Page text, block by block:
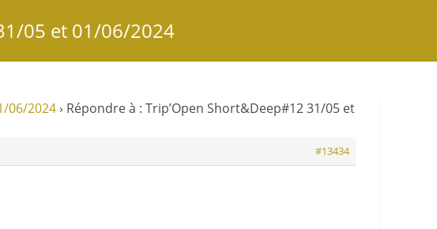
05 et 01/06/2024
06/2024 › Répondre à : Trip’Open Short&Deep#12 31/05 et
#13434